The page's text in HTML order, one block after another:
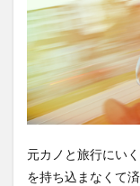
元カノと旅行にい
を持ち込まなくて